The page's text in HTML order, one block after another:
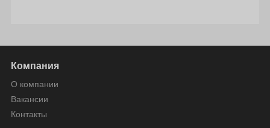
Компания
О компании
Вакансии
Контакты